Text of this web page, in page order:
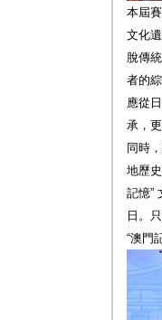
本屆
文化
脫傳
者的
應從
承，
同時
地歷
記憶”
日。
“澳門